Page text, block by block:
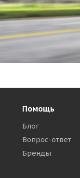
Помощь
Блог
Вопрос-ответ
Бренды